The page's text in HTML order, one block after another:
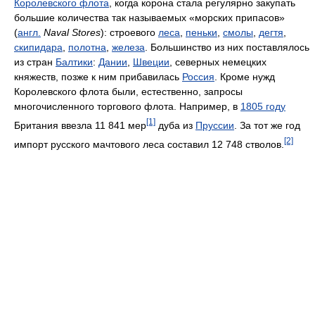
Королевского флота , когда корона стала регулярно закупать
большие количества так называемых «морских припасов»
(англ. Naval Stores): строевого леса пеньки смолы дегтя
скипидара
полотна железа . Большинство из них поставлялось
из стран Балтики: Дании Швеции , северных немецких
княжеств, позже к ним прибавилась Россия . Кроме нужд
Королевского флота были, естественно, запросы
многочисленного торгового флота. Например, в 1805 году
Британия ввезла 11 841 мер[1] дуба из Пруссии . За тот же год
импорт русского мачтового леса составил 12 748 стволов. [2]